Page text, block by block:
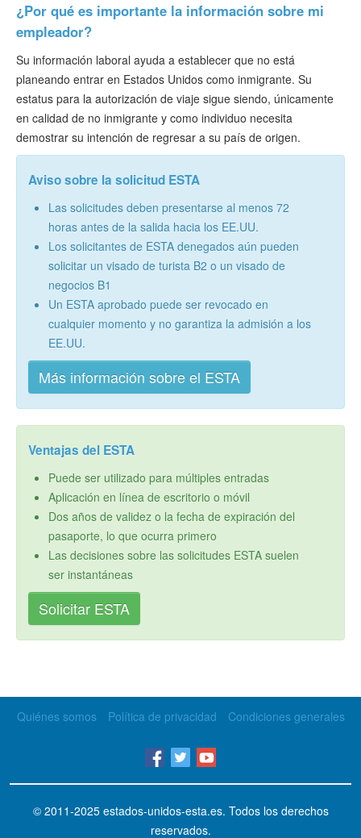
¿Por qué es importante la información sobre mi
empleador?
Su información laboral ayuda a establecer que no está
planeando entrar en Estados Unidos como inmigrante. Su
estatus para la autorización de viaje sigue siendo, únicamente
en calidad de no inmigrante y como individuo necesita
demostrar su intención de regresar a su país de origen.
Aviso sobre la solicitud ESTA
Las solicitudes deben presentarse al menos 72
horas antes de la salida hacia los EE.UU.
Los solicitantes de ESTA denegados aún pueden
solicitar un visado de turista B2 o un visado de
negocios B1
Un ESTA aprobado puede ser revocado en
cualquier momento y no garantiza la admisión a los
EE.UU.
Más información sobre el ESTA
Ventajas del ESTA
Puede ser utilizado para múltiples entradas
Aplicación en línea de escritorio o móvil
Dos años de validez o la fecha de expiración del
pasaporte, lo que ocurra primero
Las decisiones sobre las solicitudes ESTA suelen
ser instantáneas
Solicitar ESTA
Quiénes somos Política de privacidad Condiciones generales
© 2011-2025 estados-unidos-esta.es. Todos los derechos
reservados.